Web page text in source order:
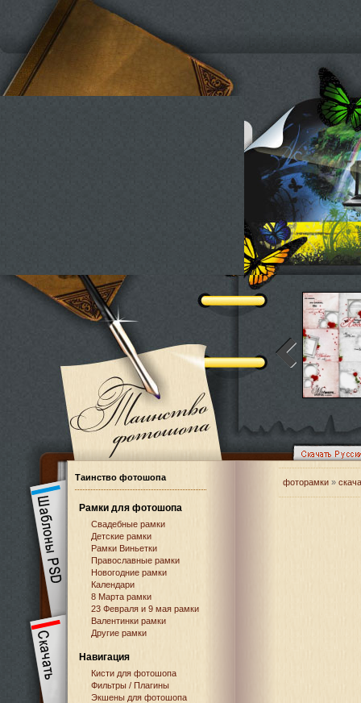
Таинство фотошопа
Рамки для фотошопа
Свадебные рамки
Детские рамки
Рамки Виньетки
Православные рамки
Новогодние рамки
Календари
8 Марта рамки
23 Февраля и 9 мая рамки
Валентинки рамки
Другие рамки
Навигация
Кисти для фотошопа
Фильтры / Плагины
Экшены для фотошопа
фоторамки »